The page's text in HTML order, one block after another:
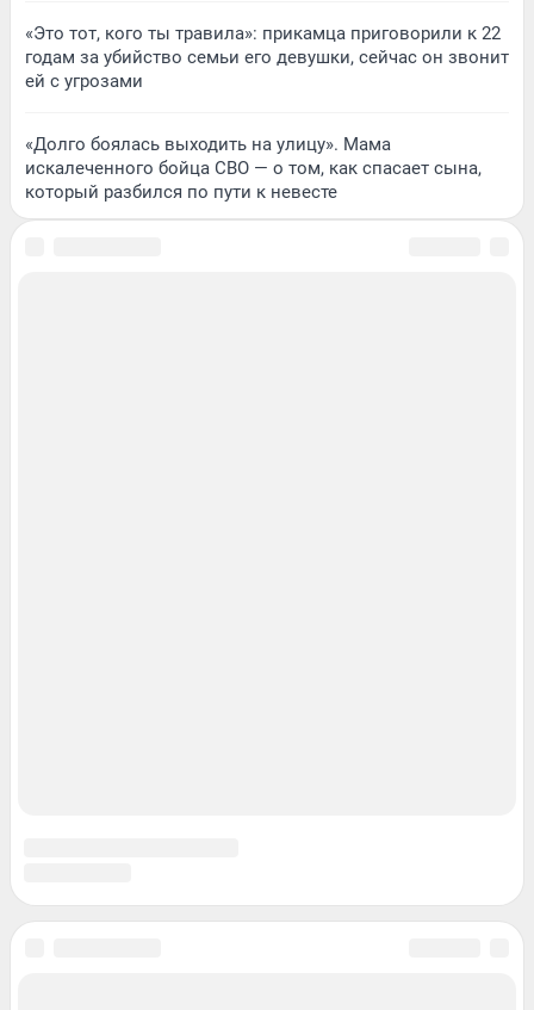
«Это тот, кого ты травила»: прикамца приговорили к 22
годам за убийство семьи его девушки, сейчас он звонит
ей с угрозами
«Долго боялась выходить на улицу». Мама
искалеченного бойца СВО — о том, как спасает сына,
который разбился по пути к невесте